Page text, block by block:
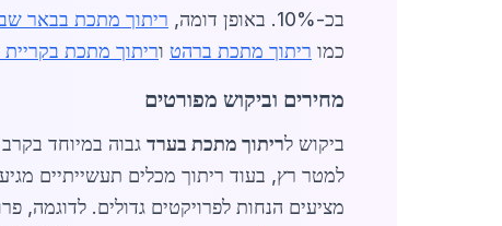
בכ-10%. באופן דומה,
ריתוך מתכת בבאר
כמו ריתוך מתכת ברהט וריתוך מתכת בקריית
מחירים וביקוש מפורטים
ביקוש לריתוך מתכת בערד